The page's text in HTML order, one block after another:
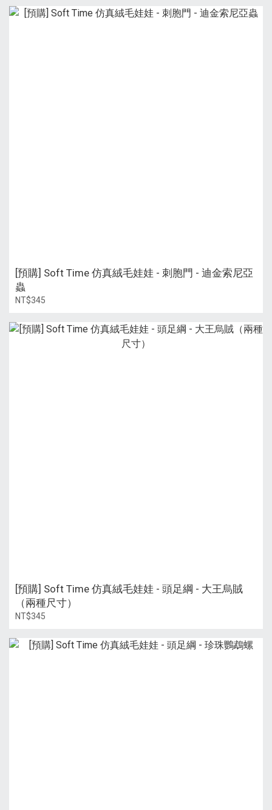
[預購] Soft Time 仿真絨毛娃娃 - 刺胞門 - 迪金索尼亞
蟲
NT$345
[預購] Soft Time 仿真絨毛娃娃 - 頭足綱 - 大王烏賊
（兩種尺寸）
NT$345